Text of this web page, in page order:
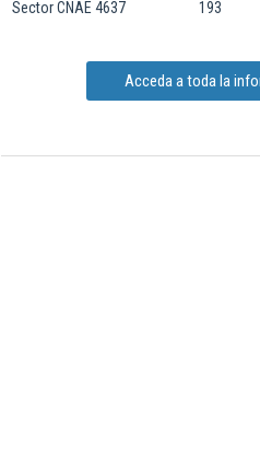
Sector CNAE 4637 193
Acceda a toda la